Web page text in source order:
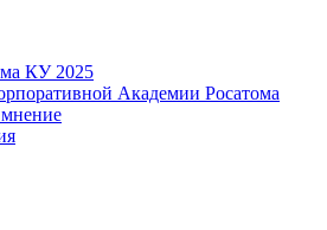
КУ 2025
Академии Росатома